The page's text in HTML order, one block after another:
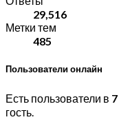
29,516
Метки тем
485
Пользователи онлайн
Есть пользователи в 7
гость.